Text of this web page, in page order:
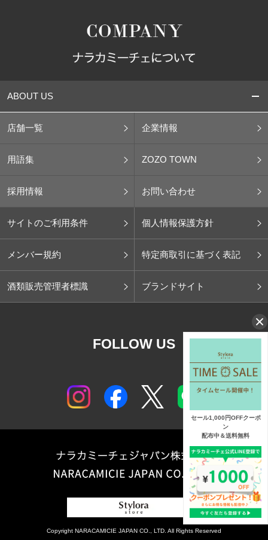
ABOUT US
店舗一覧 企業情報
用語集 ZOZO TOWN
採用情報 お問い合わせ
サイトのご利用条件 個人情報保護方針
メンバー規約 特定商取引に基づく表記
酒類販売管理者標識 ブランドサイト
FOLLOW US
Copyright NARACAMICIE JAPAN CO., LTD. All Rights Reserved
セール1,000円OFFクーポ
ン
配布中＆送料無料